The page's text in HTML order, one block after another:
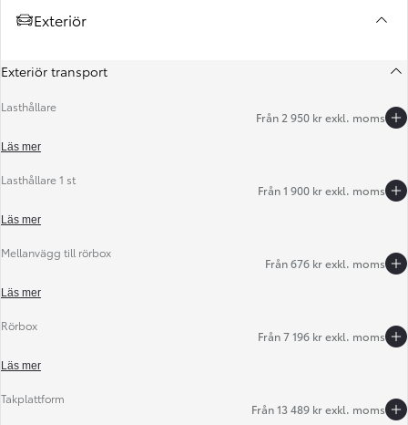
Exteriör
Exteriör transport
Lasthållare
Från 2 950 kr exkl. moms
Läs mer
Lasthållare 1 st
Från 1 900 kr exkl. moms
Läs mer
Mellanvägg till rörbox
Från 676 kr exkl. moms
Läs mer
Rörbox
Från 7 196 kr exkl. moms
Läs mer
Takplattform
Från 13 489 kr exkl. moms